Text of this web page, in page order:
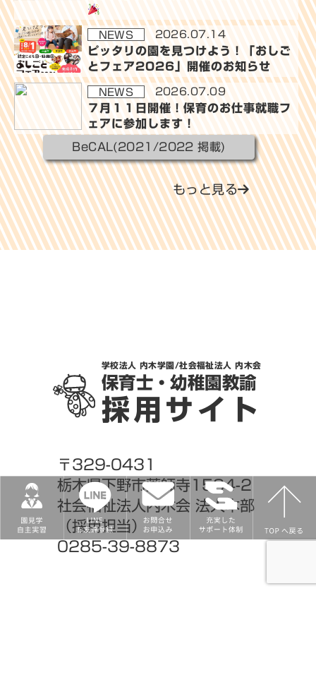
)
BeCAL(2021/2022 掲載)
もっと見る
NEWS 2026.07.14
ピッタリの園を見つけよう！「おしご
とフェア2026」開催のお知らせ
NEWS 2026.07.09
７月１１日開催！保育のお仕事就職フ
ェアに参加します！
学校法人 内木学園/社会福祉法人 内木会
保育士・幼稚園教諭
採用サイト
〒329-0431
栃木県下野市薬師寺1584-2
社会福祉法人内木会 法人本部
（採用担当）
0285-39-8873